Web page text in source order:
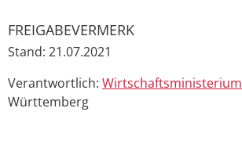
FREIGABEVERMERK
Stand: 21.07.2021
Verantwortlich: Wirtschaftsministerium
Württemberg